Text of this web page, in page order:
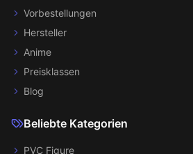
Vorbestellungen
Hersteller
Anime
Preisklassen
Blog
Beliebte Kategorien
PVC Figure